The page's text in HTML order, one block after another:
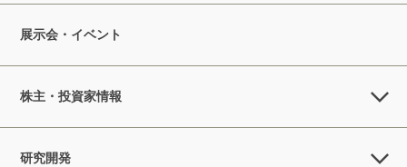
展示会・イベント
株主・投資家情報
研究開発